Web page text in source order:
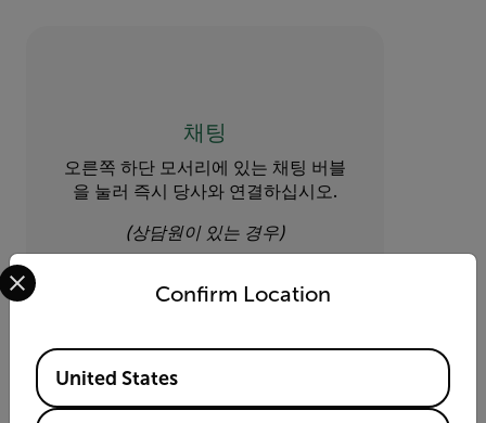
채팅
오른쪽 하단 모서리에 있는 채팅 버블
을 눌러 즉시 당사와 연결하십시오.
(상담원이 있는 경우)
Confirm Location
Select your preferred country and language from the
Available Locations
United States